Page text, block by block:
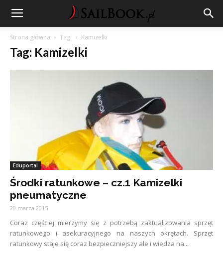
Strona główna Tagi Kamizelki
Tag: Kamizelki
Eduportal
Środki ratunkowe – cz.1 Kamizelki
pneumatyczne
20 marca 2015
Coraz częściej mierzymy się z potrzebą zaktualizowania sprzęt
ratunkowego i asekuracyjnego na naszych okrętach. Sprzęt
ratunkowy staje się coraz bezpieczniejszy ale i wiedza na...